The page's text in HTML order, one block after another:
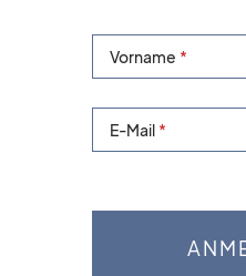
Vorname
E-Mail